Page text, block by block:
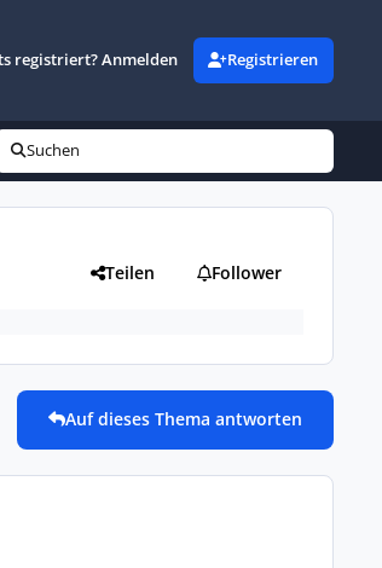
registriert? Anmelden Registrieren
Suchen
Teilen Follower
Auf dieses Thema antworten